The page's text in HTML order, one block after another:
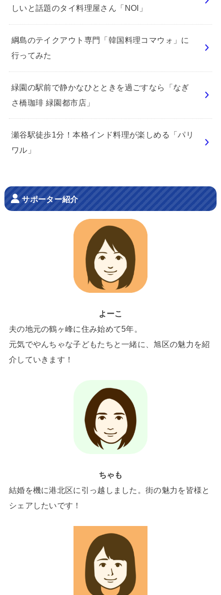
しいと話題のタイ料理屋さん「NOI」
綱島のテイクアウト専門「韓国料理コマウォ」に
行ってみた
緑園の駅前で静かなひとときを過ごすなら「なぎ
さ橋珈琲 緑園都市店」
瀬谷駅徒歩1分！本格インド料理が楽しめる「パリ
ワル」
サポーター紹介
よーこ
夫の地元の鶴ヶ峰に住み始めて5年。
元気でやんちゃな子どもたちと一緒に、旭区の魅力を紹
介していきます！
ちゃも
結婚を機に港北区に引っ越しました。街の魅力を皆様と
シェアしたいです！